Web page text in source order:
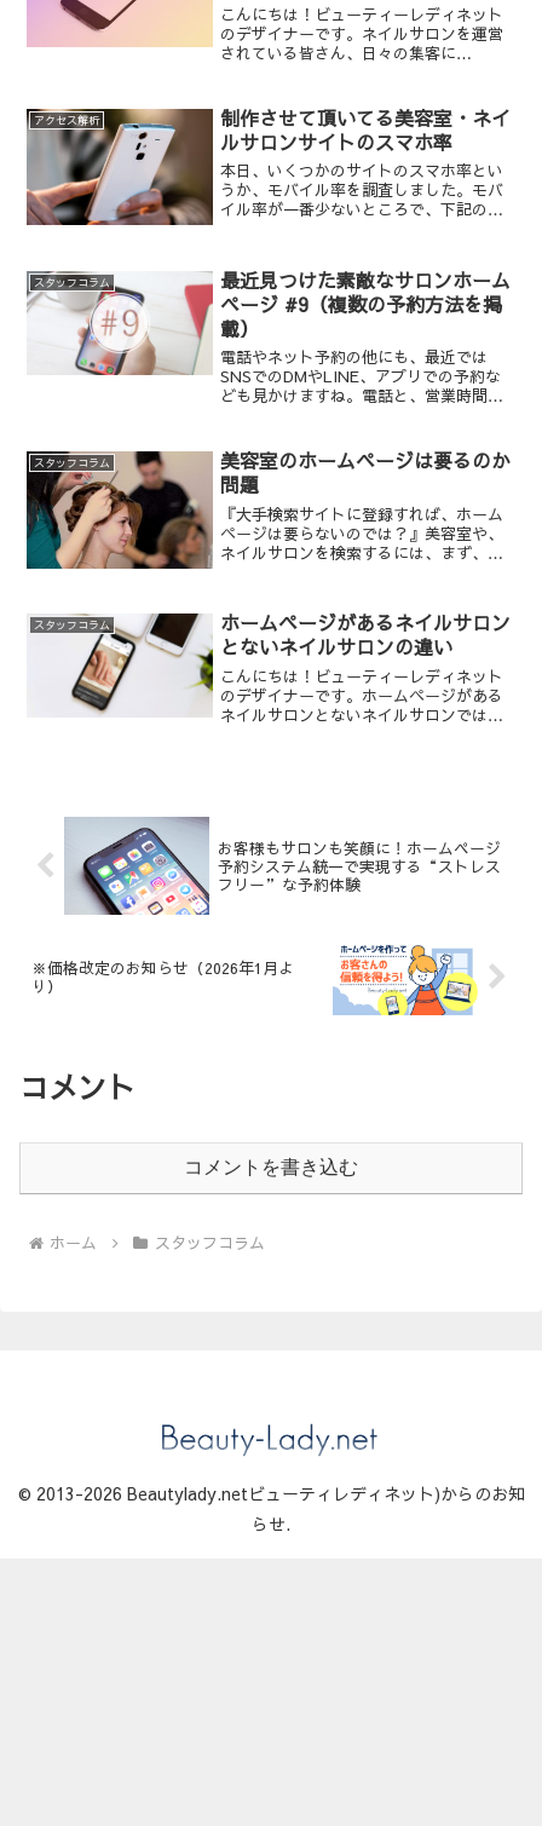
こんにちは！ビューティーレディネット
のデザイナーです。ネイルサロンを運営
されている皆さん、日々の集客に
約で「今のところ順調！」と感じている
サロン様も多いのでは...
アクセス解析
制作させて頂いてる美容室・ネイ
ルサロンサイトのスマホ率
本日、いくつかのサイトのスマホ率とい
うか、モバイル率を調査しました。モバ
イル率が一番少ないところで、下記の状
はり、美容室やネイルサロンのサイトに
関しては圧倒的にスマ...
スタッフコラム
最近見つけた素敵なサロンホーム
ページ #9（複数の予約方法を掲
載）
電話やネット予約の他にも、最近では
SNSでのDMやLINE、アプリでの予約な
ども見かけますね。電話と、営業時間外
ではないでしょうか。
スタッフコラム
美容室のホームページは要るのか
問題
『大手検索サイトに登録すれば、ホーム
ページは要らないのでは？』美容室や、
ネイルサロンを検索するには、まず、大
検索サイトで閲覧できるし・・・ホーム
ページは本当に必要ないの...
スタッフコラム
ホームページがあるネイルサロン
とないネイルサロンの違い
こんにちは！ビューティーレディネット
のデザイナーです。ホームページがある
ネイルサロンとないネイルサロンではど
お客様もサロンも笑顔に！ホームページ
予約システム統一で実現する“ストレス
フリー”な予約体験
※価格改定のお知らせ（2026年1月よ
り）
コメント
コメントを書き込む
ホーム スタッフコラム
© 2013-2026 Beautylady.netビューティレディネット)からのお知
らせ.